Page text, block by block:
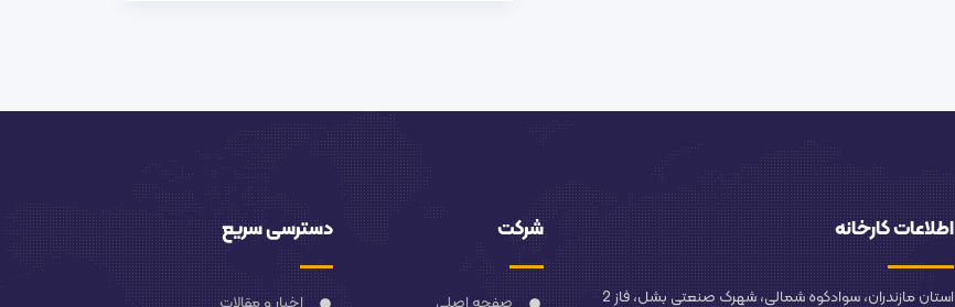
اطلاعات کارخانه
استان مازندران، سوادکوه شمالی، شهرک صنعتی بشل، فاز 2
شرکت دسترسی سریع